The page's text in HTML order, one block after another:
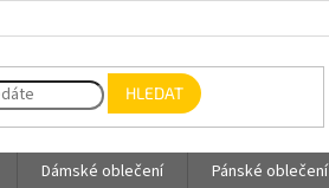
HLEDAT
Dámské oblečení Pánské oblečení